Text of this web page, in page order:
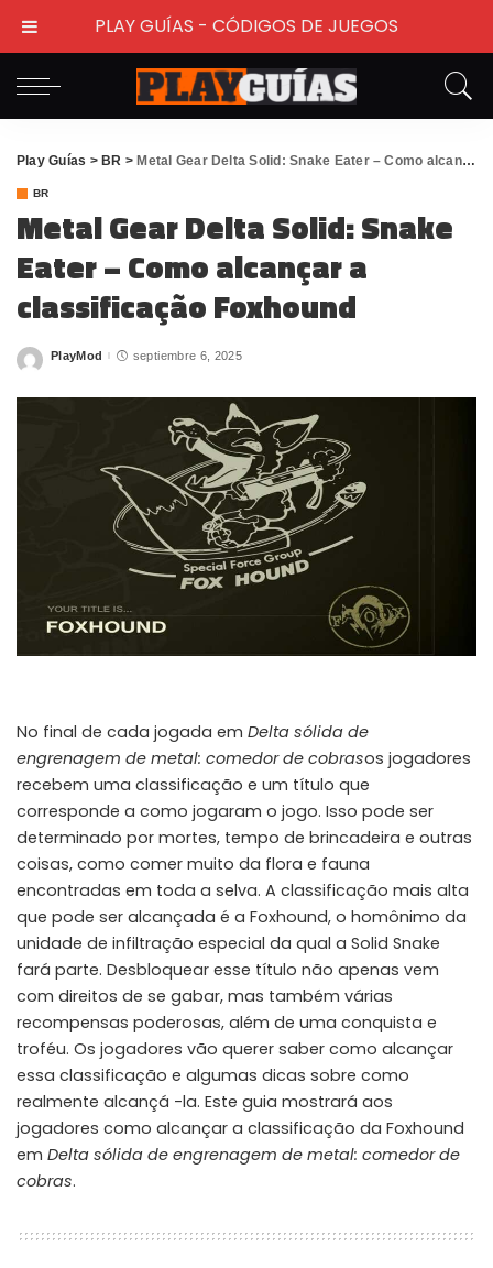
WHY JOIN THE CHANNEL?
ALL PERKS — ZERO NOISE • 100% FREE
▲COLLAPSE
No subscription, no credit card required — ever
Tricks BEFORE website
Play Guías > BR > Metal Gear Delta Solid: Snake Eater – Como alcançar a classificação Foxhound
BR
Metal Gear Delta Solid: Snake
Eater – Como alcançar a
classificação Foxhound
Posted
PlayMod septiembre 6, 2025
No final de cada jogada em Delta sólida de
engrenagem de metal: comedor de cobrasos jogadores
recebem uma classificação e um título que
corresponde a como jogaram o jogo. Isso pode ser
determinado por mortes, tempo de brincadeira e outras
coisas, como comer muito da flora e fauna
encontradas em toda a selva. A classificação mais alta
que pode ser alcançada é a Foxhound, o homônimo da
unidade de infiltração especial da qual a Solid Snake
fará parte. Desbloquear esse título não apenas vem
com direitos de se gabar, mas também várias
recompensas poderosas, além de uma conquista e
troféu. Os jogadores vão querer saber como alcançar
essa classificação e algumas dicas sobre como
realmente alcançá -la. Este guia mostrará aos
jogadores como alcançar a classificação da Foxhound
em Delta sólida de engrenagem de metal: comedor de
cobras.
PLAY GUÍAS - CÓDIGOS DE JUEGOS